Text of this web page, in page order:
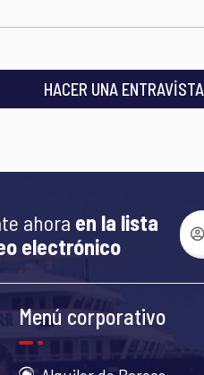
HACER UNA ENTRAVİSTA
ahora en la lista
electrónico
Menú corporativo